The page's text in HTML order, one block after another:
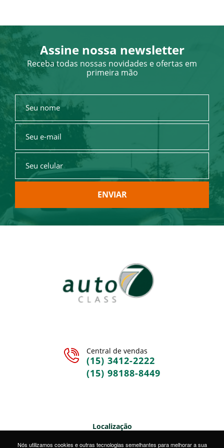
Assine nossa newsletter
Receba todas nossas novidades e ofertas em
primeira mão
ENVIAR
Central de vendas
(15) 3412-2222
(15) 98188-8449
Localização
Nós utilizamos cookies e outras tecnologias semelhantes para melhorar a sua